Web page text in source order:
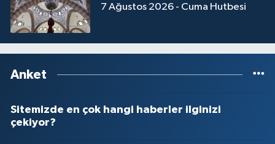
7 Ağustos 2026 - Cuma Hutbesi
Anket
Sitemizde en çok hangi haberler ilginizi
çekiyor?